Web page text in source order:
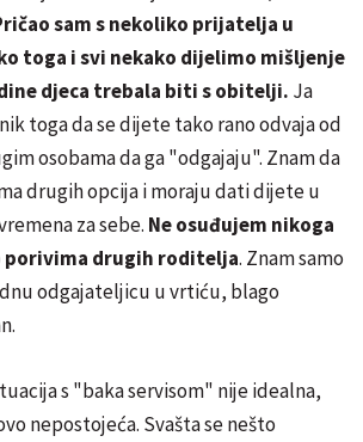
sam s nekoliko prijatelja u
toga i svi nekako dijelimo mišljenje
djeca trebala biti s obitelji. Ja
toga da se dijete tako rano odvaja od
osobama da ga "odgajaju". Znam da
drugih opcija i moraju dati dijete u
za sebe. Ne osuđujem nikoga
drugih roditelja. Znam samo
odgajateljicu u vrtiću, blago
s "baka servisom" nije idealna,
nepostojeća. Svašta se nešto